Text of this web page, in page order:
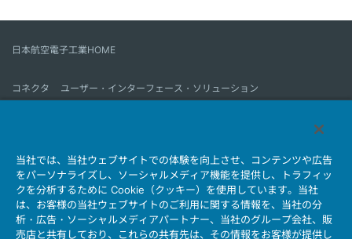
日本航空電子工業HOME
コネクタ
ユーザー・インターフェース・ソリューション
会社情報 サステナビリティ IR情報 採用情報
会社情報新着一覧
製品情報新着一覧
サイトマップ お問い合わせ
当社では、当社ウェブサイトでの体験を向上させ、コンテンツや広告
をパーソナライズし、ソーシャルメディア機能を提供し、トラフィッ
クを分析するために Cookie（クッキー）を使用しています。当社
は、お客様の当社ウェブサイトのご利用に関する情報を、当社の分
析・広告・ソーシャルメディアパートナー、当社のグループ会社、販
売店と共有しており、これらの共有先は、その情報をお客様が提供し